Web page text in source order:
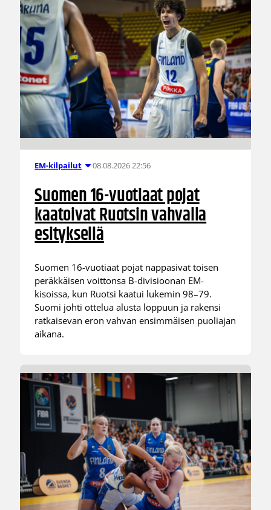
EM-kilpailut 08.08.2026 22:56
Suomen 16-vuotiaat pojat
kaatoivat Ruotsin vahvalla
esityksellä
Suomen 16-vuotiaat pojat nappasivat toisen
peräkkäisen voittonsa B-divisioonan EM-
kisoissa, kun Ruotsi kaatui lukemin 98–79.
Suomi johti ottelua alusta loppuun ja rakensi
ratkaisevan eron vahvan ensimmäisen puoliajan
aikana.